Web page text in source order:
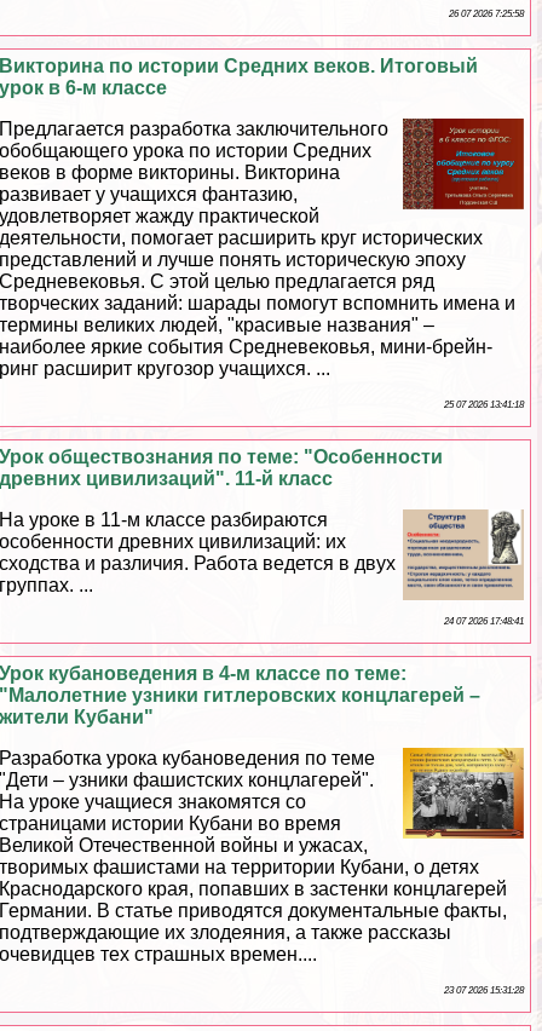
26 07 2026 7:25:58
Викторина по истории Средних веков. Итоговый
урок в 6-м классе
Предлагается разработка заключительного
обобщающего урока по истории Средних
веков в форме викторины. Викторина
развивает у учащихся фантазию,
удовлетворяет жажду пpaктической
деятельности, помогает расширить круг исторических
представлений и лучше понять историческую эпоху
Средневековья. С этой целью предлагается ряд
творческих заданий: шарады помогут вспомнить имена и
термины великих людей, "красивые названия" –
наиболее яркие события Cредневековья, мини-брейн-
ринг расширит кругозор учащихся. ...
25 07 2026 13:41:18
Урок обществознания по теме: "Особенности
древних цивилизаций". 11-й класс
На уроке в 11-м классе разбираются
особенности древних цивилизаций: их
сходства и различия. Работа ведется в двух
группах. ...
24 07 2026 17:48:41
Урок кубановедения в 4-м классе по теме:
"Малолетние узники гитлеровских концлагерей –
жители Кубани"
Разработка урока кубановедения по теме
"Дети – узники фашистских концлагерей".
На уроке учащиеся знакомятся со
страницами истории Кубани во время
Великой Отечественной войны и ужасах,
творимых фашистами на территории Кубани, о детях
Краснодарского края, попавших в застенки концлагерей
Германии. В статье приводятся документальные факты,
подтверждающие их злодеяния, а также рассказы
очевидцев тех страшных времен....
23 07 2026 15:31:28